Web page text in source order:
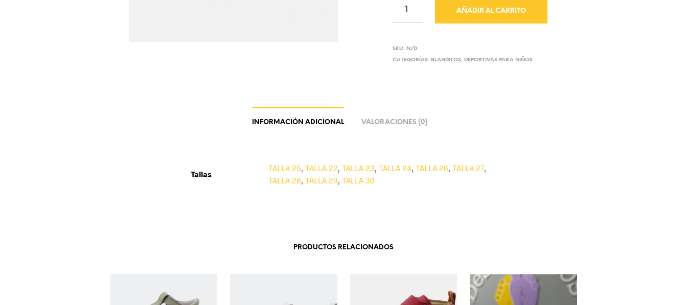
AÑADIR AL CARRITO
SKU: N/D
CATEGORÍAS: BLANDITOS, DEPORTIVAS PARA NIÑOS
INFORMACIÓN ADICIONAL VALORACIONES (0)
Tallas
TALLA 25 TALLA 22 TALLA 23 TALLA 24 TALLA 26 TALLA 27
TALLA 28 TALLA 29 TALLA 30
PRODUCTOS RELACIONADOS